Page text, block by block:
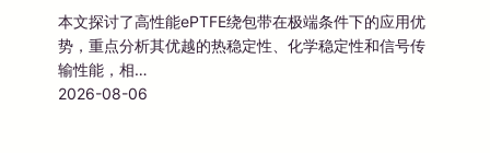
本文探讨了高性能ePTFE绕包带在极端条件下的应用优
势，重点分析其优越的热稳定性、化学稳定性和信号传
输性能，相…
2026-08-06